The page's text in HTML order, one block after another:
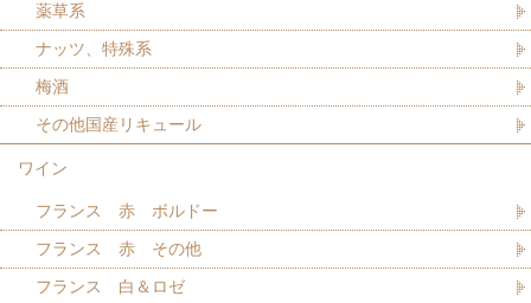
薬草系
ナッツ、特殊系
梅酒
その他国産リキュール
ワイン
フランス 赤 ボルドー
フランス 赤 その他
フランス 白＆ロゼ